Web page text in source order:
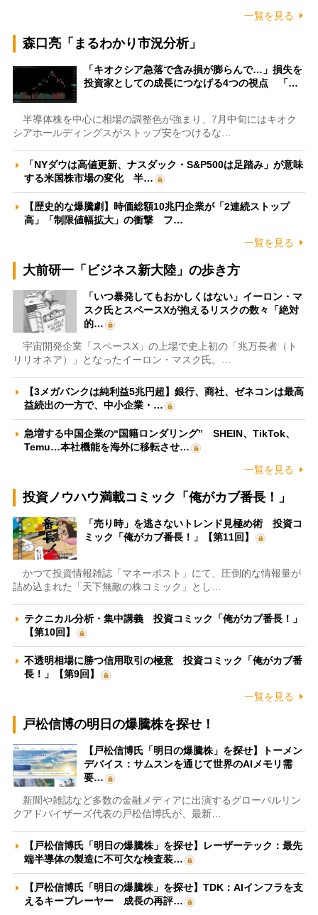
一覧を見る
森口亮「まるわかり市況分析」
「キオクシア急落で含み損が膨らんで…」損失を
投資家としての成長につなげる4つの視点 「…
半導体株を中心に相場の調整色が強まり、7月中旬にはキオク
シアホールディングスがストップ安をつけるな…
「NYダウは高値更新、ナスダック・S&P500は足踏み」が意味
する米国株市場の変化 半…
【歴史的な爆騰劇】時価総額10兆円企業が「2連続ストップ
高」「制限値幅拡大」の衝撃 フ…
一覧を見る
大前研一「ビジネス新大陸」の歩き方
「いつ暴発してもおかしくはない」イーロン・マ
スク氏とスペースXが抱えるリスクの数々「絶対
的…
宇宙開発企業「スペースX」の上場で史上初の「兆万長者（ト
リリオネア）」となったイーロン・マスク氏。…
【3メガバンクは純利益5兆円超】銀行、商社、ゼネコンは最高
益続出の一方で、中小企業・…
急増する中国企業の“国籍ロンダリング” SHEIN、TikTok、
Temu…本社機能を海外に移転させ…
一覧を見る
投資ノウハウ満載コミック「俺がカブ番長！」
「売り時」を逃さないトレンド見極め術 投資コ
ミック「俺がカブ番長！」【第11回】
かつて投資情報雑誌「マネーポスト」にて、圧倒的な情報量が
詰め込まれた「天下無敵の株コミック」とし…
テクニカル分析・集中講義 投資コミック「俺がカブ番長！」
【第10回】
不透明相場に勝つ信用取引の極意 投資コミック「俺がカブ番
長！」【第9回】
一覧を見る
戸松信博の明日の爆騰株を探せ！
【戸松信博氏「明日の爆騰株」を探せ】トーメン
デバイス：サムスンを通じて世界のAIメモリ需
要…
新聞や雑誌など多数の金融メディアに出演するグローバルリン
クアドバイザーズ代表の戸松信博氏が、最新…
【戸松信博氏「明日の爆騰株」を探せ】レーザーテック：最先
端半導体の製造に不可欠な検査装…
【戸松信博氏「明日の爆騰株」を探せ】TDK：AIインフラを支
えるキープレーヤー 成長の再評…